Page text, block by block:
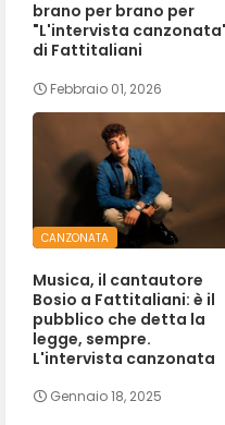
brano per brano per
"L'intervista
di Fattitaliani
Febbraio 01, 2026
CANZONATA
Musica, il cantautore
Bosio a Fattitaliani: è il
pubblico che detta la
legge, sempre.
L'intervista canzonata
Gennaio 18, 2025